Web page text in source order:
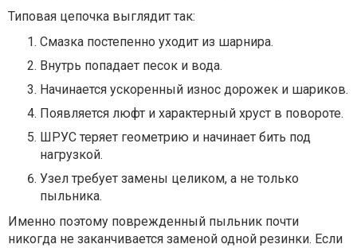
Типовая цепочка выглядит так:
Смазка постепенно уходит из шарнира.
Внутрь попадает песок и вода.
Начинается ускоренный износ дорожек и шариков.
Появляется люфт и характерный хруст в повороте.
ШРУС теряет геометрию и начинает бить под
нагрузкой.
Узел требует замены целиком, а не только
пыльника.
Именно поэтому поврежденный пыльник почти
никогда не заканчивается заменой одной резинки. Если